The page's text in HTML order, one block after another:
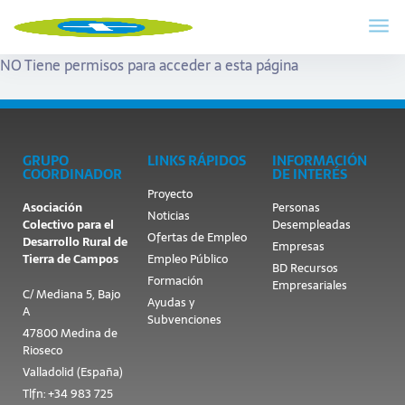
NO Tiene permisos para acceder a esta página
GRUPO
COORDINADOR
Asociación
Colectivo para el
Desarrollo Rural de
Tierra de Campos
C/ Mediana 5, Bajo
A
47800 Medina de
Rioseco
Valladolid (España)
Tlfn: +34 983 725
LINKS RÁPIDOS
Proyecto
Noticias
Ofertas de Empleo
Empleo Público
Formación
Ayudas y
Subvenciones
INFORMACIÓN
DE INTERÉS
Personas
Desempleadas
Empresas
BD Recursos
Empresariales